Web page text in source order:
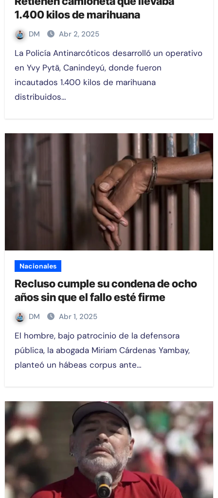
1.400 kilos de marihuana
DM Abr 2, 2025
La Policía Antinarcóticos desarrolló un operativo
en Yvy Pytã, Canindeyú, donde fueron
incautados 1.400 kilos de marihuana
distribuidos…
Nacionales
Recluso cumple su condena de ocho
años sin que el fallo esté firme
DM Abr 1, 2025
El hombre, bajo patrocinio de la defensora
pública, la abogada Miriam Cárdenas Yambay,
planteó un hábeas corpus ante…